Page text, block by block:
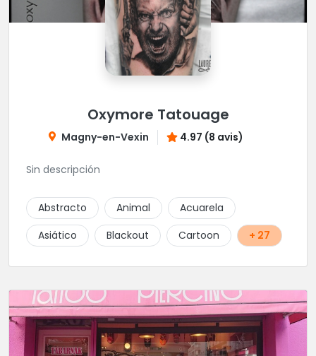
Oxymore Tatouage
Magny-en-Vexin 4.97 (8 avis)
Sin descripción
Abstracto Animal
Acuarela
Asiático
Blackout Cartoon + 27